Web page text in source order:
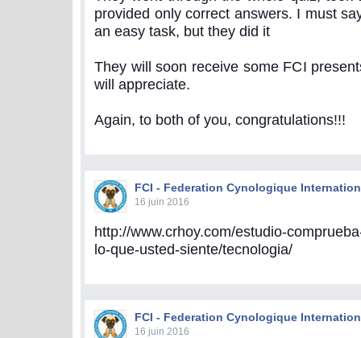
provided only correct answers. I must
an easy task, but they did it
They will soon receive some FCI
will appreciate.
Again, to both of you, congratulations!!!
FCI - Federation Cynologique
16 juin 2016
http://www.crhoy.com/estudio-
lo-que-usted-siente/tecnologia/
FCI - Federation Cynologique
16 juin 2016